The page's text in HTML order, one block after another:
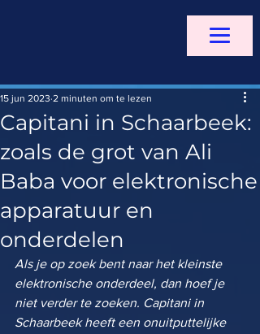
Capitani in Schaarbeek:
zoals de grot van Ali
Baba voor elektronische
apparatuur en
onderdelen
15 jun 2023 2 minuten om te lezen
Als je op zoek bent naar het kleinste
elektronische onderdeel, dan hoef je
niet verder te zoeken. Capitani in
Schaarbeek heeft een onuitputtelijke